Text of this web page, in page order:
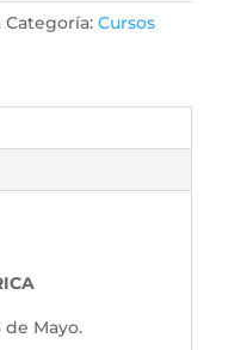
Categoría: Cursos
Mayo.